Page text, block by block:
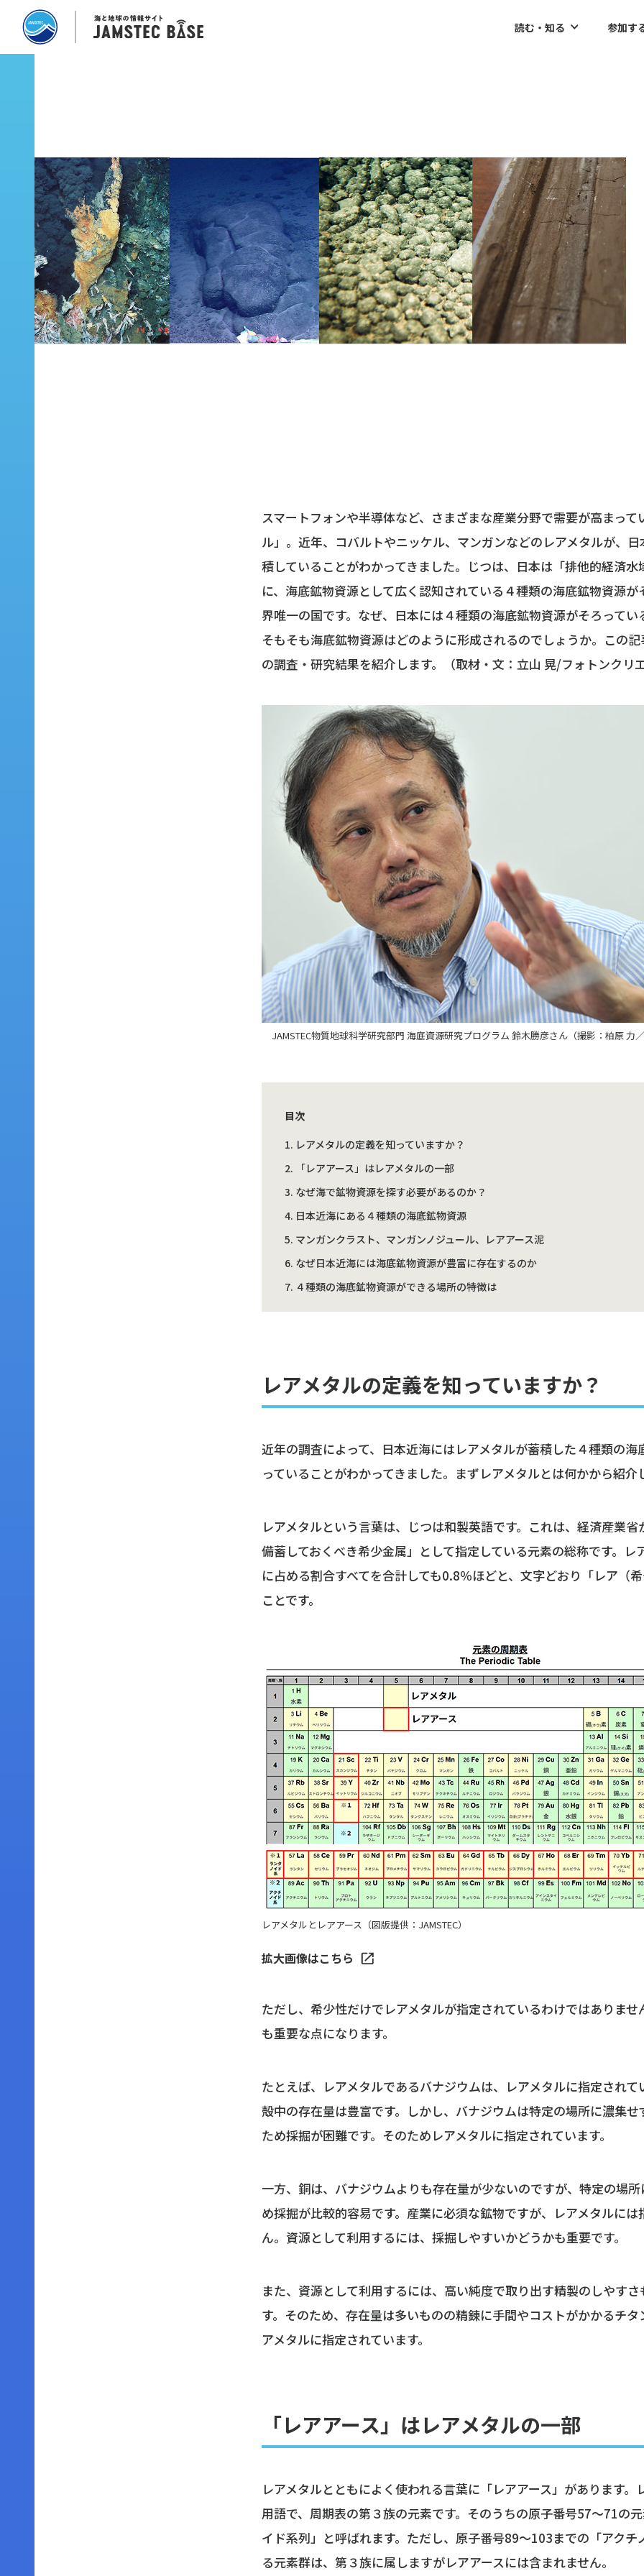
読む・知る 参加す
スマートフォンや半導体など、さまざまな産業分野で需要が高まって
ル」。近年、コバルトやニッケル、マンガンなどのレアメタルが、
積していることがわかってきました。じつは、日本は「排他的経済水
に、海底鉱物資源として広く認知されている４種類の海底鉱物資源が
界唯一の国です。なぜ、日本には４種類の海底鉱物資源がそろってい
そもそも海底鉱物資源はどのように形成されるのでしょうか。この
の調査・研究結果を紹介します。（取材・文：立山 晃/フォトンクリ
JAMSTEC物質地球科学研究部門 海底資源研究プログラム 鈴木勝彦さん（撮影：柏原 力
目次
レアメタルの定義を知っていますか？
「レアアース」はレアメタルの一部
なぜ海で鉱物資源を探す必要があるのか？
日本近海にある４種類の海底鉱物資源
マンガンクラスト、マンガンノジュール、レアアース泥
なぜ日本近海には海底鉱物資源が豊富に存在するのか
４種類の海底鉱物資源ができる場所の特徴は
レアメタルの定義を知っていますか？
近年の調査によって、日本近海にはレアメタルが蓄積した４種類の海
っていることがわかってきました。まずレアメタルとは何かから紹介
レアメタルという言葉は、じつは和製英語です。これは、経済産業
備蓄しておくべき希少金属」として指定している元素の総称です。レ
に占める割合すべてを合計しても0.8％ほどと、文字どおり「レア（
ことです。
レアメタルとレアアース（図版提供：JAMSTEC）
拡大画像はこちら
ただし、希少性だけでレアメタルが指定されているわけではありま
も重要な点になります。
たとえば、レアメタルであるバナジウムは、レアメタルに指定され
殻中の存在量は豊富です。しかし、バナジウムは特定の場所に濃集せ
ため採掘が困難です。そのためレアメタルに指定されています。
一方、銅は、バナジウムよりも存在量が少ないのですが、特定の場
め採掘が比較的容易です。産業に必須な鉱物ですが、レアメタルには
ん。資源として利用するには、採掘しやすいかどうかも重要です。
また、資源として利用するには、高い純度で取り出す精製のしやす
す。そのため、存在量は多いものの精錬に手間やコストがかかるチ
アメタルに指定されています。
「レアアース」はレアメタルの一部
レアメタルとともによく使われる言葉に「レアアース」があります。
用語で、周期表の第３族の元素です。そのうちの原子番号57〜71の
イド系列」と呼ばれます。ただし、原子番号89～103までの「アクチ
る元素群は、第３族に属しますがレアアースには含まれません。